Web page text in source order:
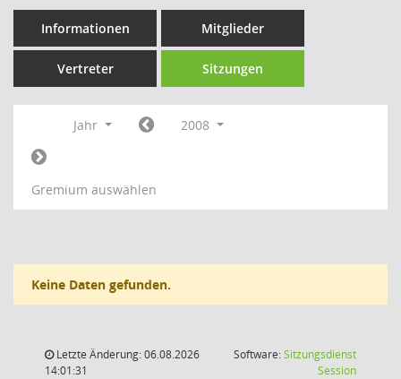
Informationen Mitglieder
Vertreter Sitzungen
Jahr 2008
Gremium auswählen
Keine Daten gefunden.
Letzte Änderung: 06.08.2026
14:01:31
Software:Sitzungsdienst
Session(Wird in